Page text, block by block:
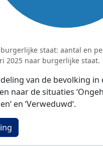
staat: aantal en
2025 naar burgerlijke staat.
van de bevolking in
naar de situaties
en ‘Verweduwd‘.